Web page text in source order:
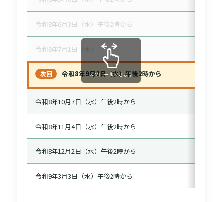
令和8年6月3日（水）午後2時から
令和8年7月1日（水）
次回 令和8年9月2日（水）午後2時から
令和8年10月7日（水）午後2時から
令和8年11月4日（水）午後2時から
令和8年12月2日（水）午後2時から
令和9年3月3日（水）午後2時から
スクロールできます